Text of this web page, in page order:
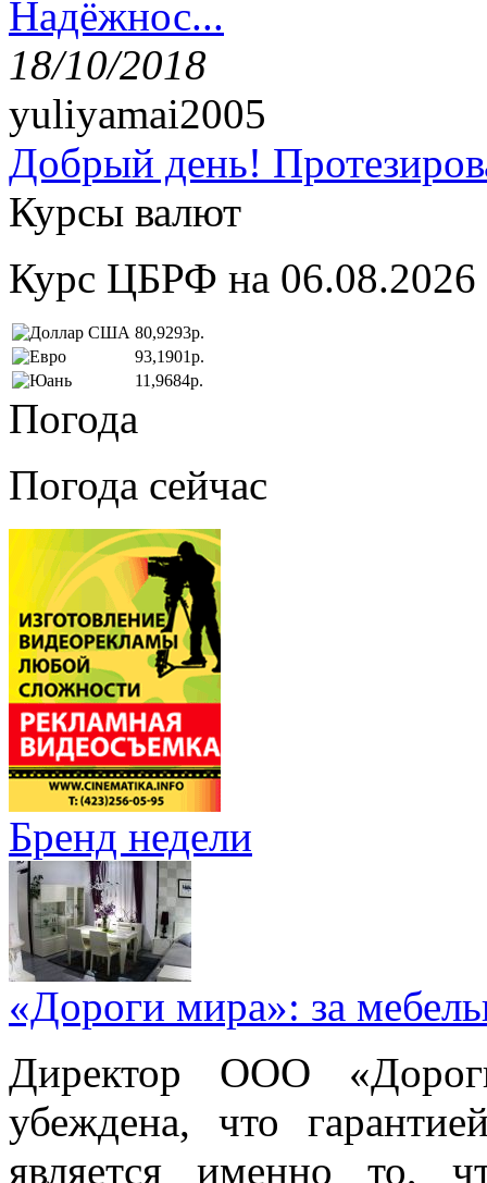
Надёжнос...
18/10/2018
yuliyamai2005
Добрый день!
Курсы валют
Курс ЦБРФ на 06.08.2026
80,9293р.
93,1901р.
11,9684р.
Погода
Погода сейчас
Бренд недели
«Дороги мира»: за
Директор ООО
убеждена, что
является именно то,